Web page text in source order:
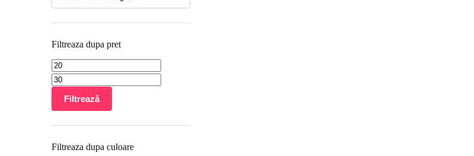
Filtreaza dupa pret
Filtrează
Filtreaza dupa culoare